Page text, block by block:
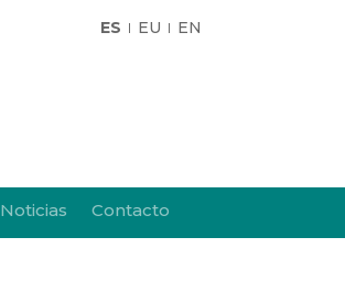
ES EU EN
Noticias Contacto